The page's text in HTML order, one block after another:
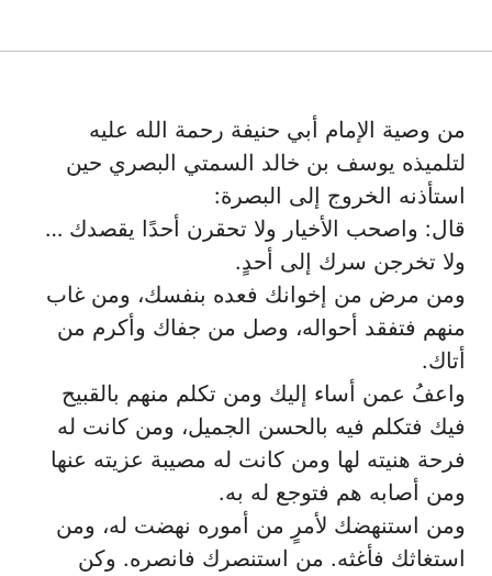
من وصية الإمام أبي حنيفة رحمة الله عليه
لتلميذه يوسف بن خالد السمتي البصري حين
استأذنه الخروج إلى البصرة:
قال: واصحب الأخيار وﻻ تحقرن أحدًا يقصدك …
وﻻ تخرجن سرك إلى أحدٍ.
ومن مرض من إخوانك فعده بنفسك، ومن غاب
منهم فتفقد أحواله، وصل من جفاك وأكرم من
أتاك.
واعفُ عمن أساء إليك ومن تكلم منهم بالقبيح
فيك فتكلم فيه بالحسن الجميل، ومن كانت له
فرحة هنيته لها ومن كانت له مصيبة عزيته عنها
ومن أصابه هم فتوجع له به.
ومن استنهضك ﻷمرٍ من أموره نهضت له، ومن
استغاثك فأغثه. من استنصرك فانصره. وكن